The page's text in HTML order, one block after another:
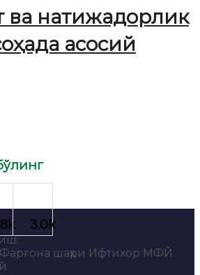
ва натижадорлик
асосий
шаҳри Ифтихор МФЙ